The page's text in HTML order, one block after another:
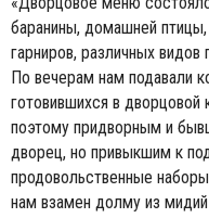
баранины, домашней
гарниров, различных
По вечерам нам подавали
готовившихся в
поэтому придворным и
дворец, но привыкшим к
продовольственные
нам взамен долму из